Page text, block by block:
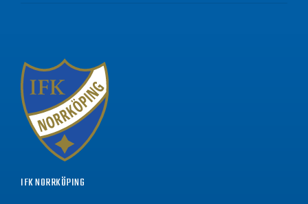
IFK NORRKÖPING